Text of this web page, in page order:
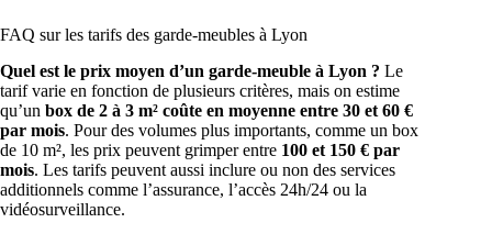
FAQ sur les tarifs des garde-meubles à Lyon
Quel est le prix moyen d’un garde-meuble à Lyon ? Le
tarif varie en fonction de plusieurs critères, mais on estime
qu’un box de 2 à 3 m² coûte en moyenne entre 30 et 60 €
par mois. Pour des volumes plus importants, comme un box
de 10 m², les prix peuvent grimper entre 100 et 150 € par
mois. Les tarifs peuvent aussi inclure ou non des services
additionnels comme l’assurance, l’accès 24h/24 ou la
vidéosurveillance.